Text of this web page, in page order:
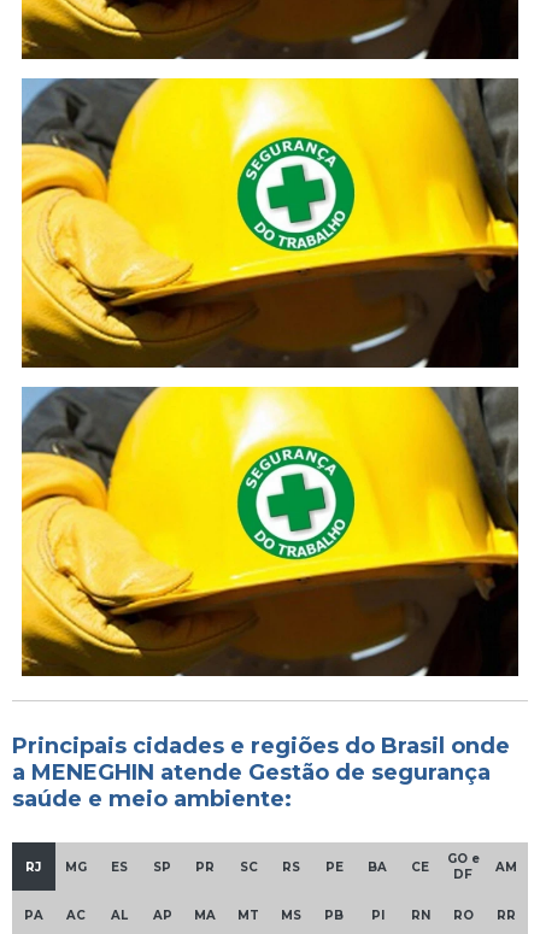
Principais cidades e regiões do Brasil onde
a MENEGHIN atende Gestão de segurança
saúde e meio ambiente:
RJ MG ES SP PR SC RS PE BA CE
GO e
DF
AM
PA AC AL AP MA MT MS PB PI RN RO RR